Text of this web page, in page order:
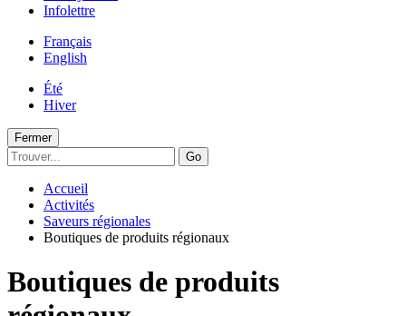
Infolettre
Français
English
Été
Hiver
Fermer
Go
Accueil
Activités
Saveurs régionales
Boutiques de produits régionaux
Boutiques de produits